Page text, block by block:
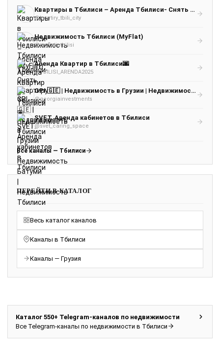
Квартиры в Тбилиси – Аренда Тбилиси- Снять Квартиру Тбилиси – Недвижимость Тбилиси
@kvartiry_tbili_city
Недвижимость Тбилиси (MyFlat)
@myflatintbilisi
Аренда Квартир в Тбилиси🌆
@TBILISI_ARENDA2025
GPI 🇬🇪 | Недвижимость в Грузии | Недвижимость Батуми | Недвижимость Тбилиси
@georgiainvestments
SVET. Аренда кабинетов в Тбилиси
@svet_caring_space
Все каналы — Тбилиси
ПЕРЕЙТИ В КАТАЛОГ
Весь каталог каналов
Каналы в Тбилиси
Каналы — Грузия
Каталог 550+ Telegram-каналов по недвижимости
Все Telegram-каналы по недвижимости в Тбилиси